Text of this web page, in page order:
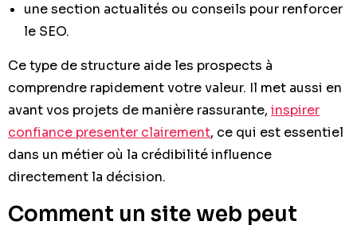
une section actualités ou conseils pour renforcer
le SEO.
Ce type de structure aide les prospects à
comprendre rapidement votre valeur. Il met aussi en
avant vos projets de manière rassurante, inspirer
confiance presenter clairement, ce qui est essentiel
dans un métier où la crédibilité influence
directement la décision.
Comment un site web peut